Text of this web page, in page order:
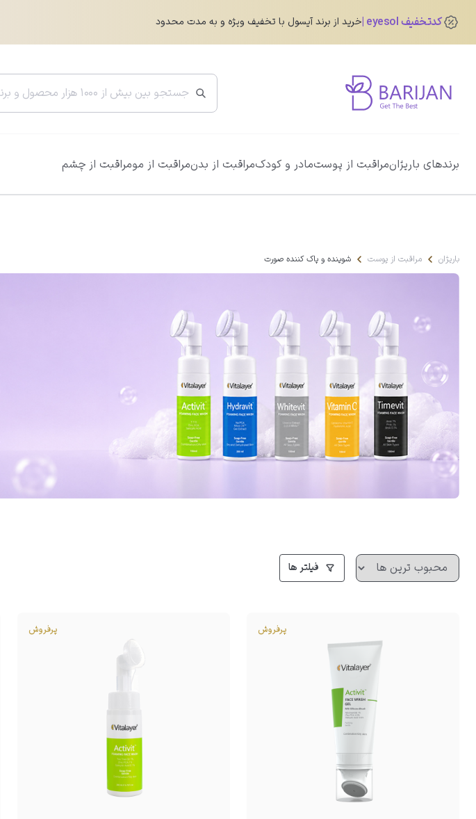
کدتخفیف eyesol خرید از برند آیسول با تخفیف ویژه و به مدت محدود
برندهای باریژانمراقبت از پوستمادر و کودکمراقبت از بدنمراقبت از مومراقبت از چشم پرفروش ترین ها
432,200 تومان 345,760تومان باریژان مراقبت از پوست شوینده و پاک کننده صورت
فیلتر ها
پرفروش پرفروش